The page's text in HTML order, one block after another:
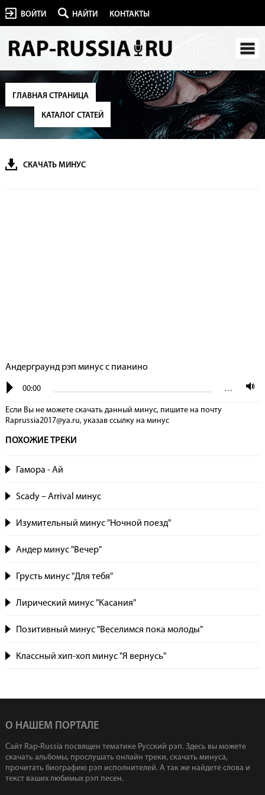
ВОЙТИ НАЙТИ КОНТАКТЫ
ГЛАВНАЯ СТРАНИЦА
КАТАЛОГ СТАТЕЙ
СКАЧАТЬ МИНУС
Андерграунд рэп минус с пианино
00:00 …
Если Вы не можете скачать данный минус, пишите на почту
Raprussia2017@ya.ru, указав сcылку на минус
ПОХОЖИЕ ТРЕКИ
Гамора - Ай
Scady – Arrival минус
Изумительный минус "Ночной поезд"
Андер минус "Вечер"
Грусть минус "Для тебя"
Лирический минус "Касания"
Позитивный минус "Веселимся пока молоды"
Классный хип-хоп минус "Я вернусь"
О НАШЕМ ПОРТАЛЕ
Сайт Rap-Russia посвящен тематике Русский рэп. Здесь вы можете
скачать альбомы, прослушать онлайн треки, скачать минуса,
прочитать биографию рэп исполнителей. А так же найдете слова и
текст ваших любимых рэп песен.